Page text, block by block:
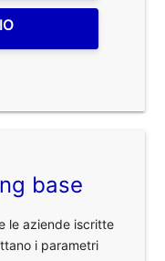
base
le aziende iscritte
i parametri